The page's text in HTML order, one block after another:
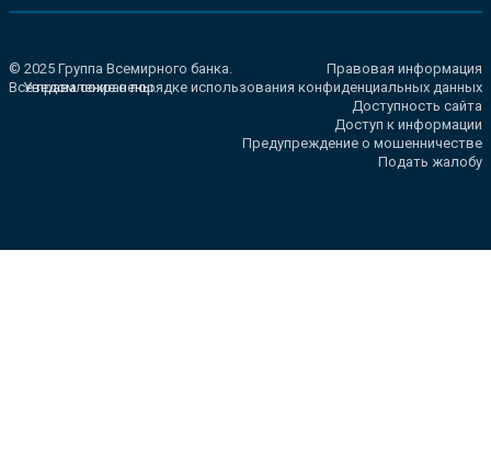
© 2025 Группа Всемирного банка.
Все права сохранены.
Правовая информация
Уведомление о порядке использования конфиденциальных данных
Доступность сайта
Доступ к информации
Предупреждение о мошенничестве
Подать жалобу